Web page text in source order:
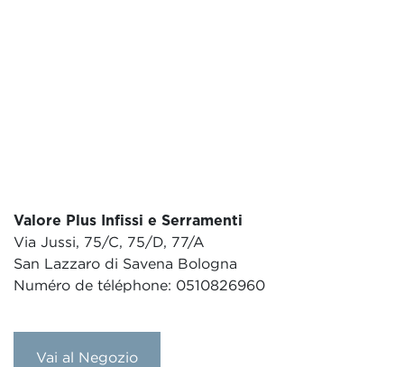
Valore Plus Infissi e Serramenti
Via Jussi, 75/C, 75/D, 77/A
San Lazzaro di Savena Bologna
Numéro de téléphone: 0510826960
Vai al Negozio